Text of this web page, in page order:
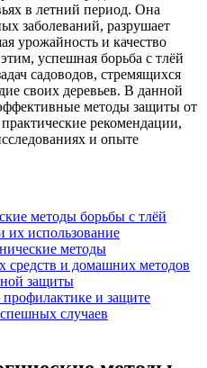
в летний период. Она
заболеваний, разрушает
урожайность и качество
успешная борьба с тлёй
садоводов, стремящихся
своих деревьев. В данной
методы защиты от
рекомендации,
и опыте
методы борьбы с тлёй
их использование
методы
средств и домашних методов
защиты
и защите
случаев